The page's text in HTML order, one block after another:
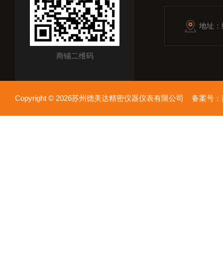
商铺二维码
地址
Copyright © 2026苏州德美达精密仪器仪表有限公司 备案号：